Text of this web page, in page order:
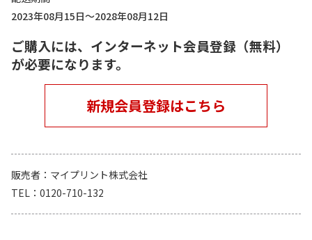
2023年08月15日～2028年08月12日
ご購入には、インターネット会員登録（無料）
が必要になります。
新規会員登録はこちら
販売者
マイプリント株式会社
TEL
0120-710-132